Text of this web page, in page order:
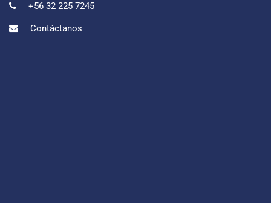
+56 32 225 7245
Contáctanos